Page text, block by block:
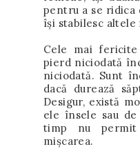
pentru a se ridica
își stabilesc altele
Cele mai
pierd niciodată
niciodată. Sunt
dacă durează
Desigur, există
ele însele sau
timp nu
mișcarea.